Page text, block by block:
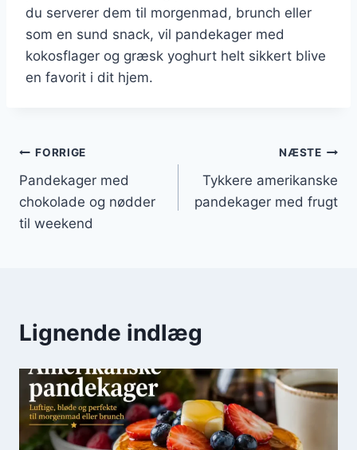
du serverer dem til morgenmad, brunch eller
som en sund snack, vil pandekager med
kokosflager og græsk yoghurt helt sikkert blive
en favorit i dit hjem.
Indlægsnavigation
FORRIGE
Pandekager med
chokolade og nødder
til weekend
NÆSTE
Tykkere amerikanske
pandekager med frugt
Lignende indlæg